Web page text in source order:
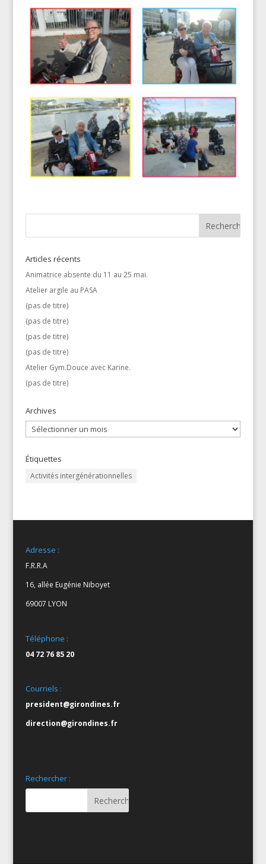
Articles récents
Animatrice absente du 11 au 25 mai.
Atelier argile au PASA
(pas de titre)
(pas de titre)
(pas de titre)
(pas de titre)
Atelier Gym.Douce avec Karine.
(pas de titre)
Archives
Archives
Étiquettes
Activités intergénérationnelles
Adresse :
F.R.R.A
16, allée Eugénie Niboyet
69007 LYON
Téléphone :
04 72 76 85 20
Courriels :
president@girondines.fr
direction@girondines.fr
Rechercher :